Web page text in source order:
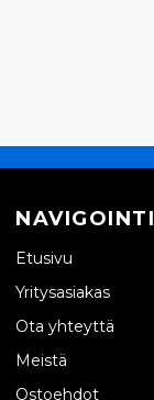
NAVIGOINTI
Etusivu
Yritysasiakas
Ota yhteyttä
Meistä
Ostoehdot